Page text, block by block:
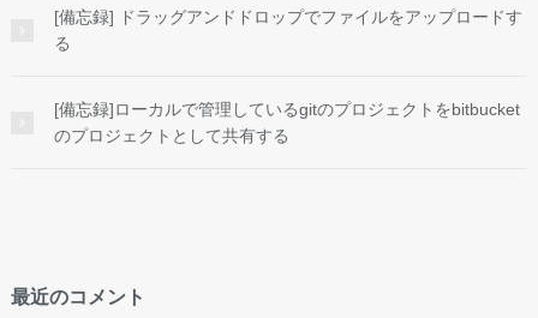
[備忘録] ドラッグアンドドロップでファイルをアップロードす
る
[備忘録]ローカルで管理しているgitのプロジェクトをbitbucket
のプロジェクトとして共有する
最近のコメント